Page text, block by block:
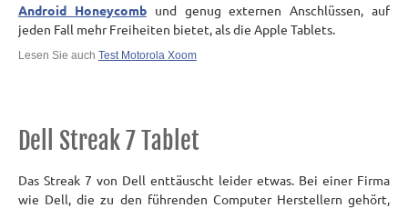
Android Honeycombund genug externen Anschlüssen, auf
jeden Fall mehr Freiheiten bietet, als die Apple Tablets.
Lesen Sie auch Test Motorola Xoom
Dell Streak 7 Tablet
Das Streak 7 von Dell enttäuscht leider etwas. Bei einer Firma
wie Dell, die zu den führenden Computer Herstellern gehört,